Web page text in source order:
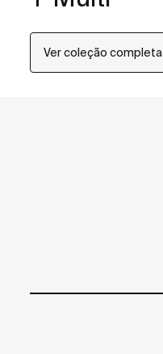
Ver coleção completa